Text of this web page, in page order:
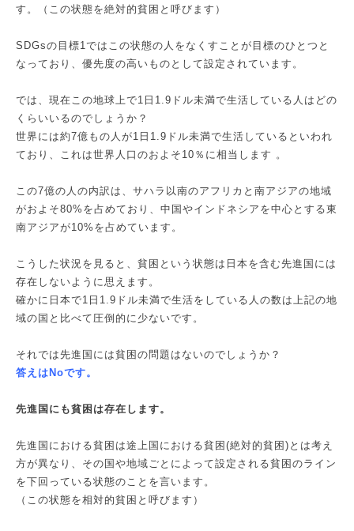
す。（この状態を絶対的貧困と呼びます）
SDGsの目標1ではこの状態の人をなくすことが目標のひとつと
なっており、優先度の高いものとして設定されています。
では、現在この地球上で1日1.9ドル未満で生活している人はどの
くらいいるのでしょうか？
世界には約7億もの人が1日1.9ドル未満で生活しているといわれ
ており、これは世界人口のおよそ10％に相当します 。
この7億の人の内訳は、サハラ以南のアフリカと南アジアの地域
がおよそ80%を占めており、中国やインドネシアを中心とする東
南アジアが10%を占めています。
こうした状況を見ると、貧困という状態は日本を含む先進国には
存在しないように思えます。
確かに日本で1日1.9ドル未満で生活をしている人の数は上記の地
域の国と比べて圧倒的に少ないです。
それでは先進国には貧困の問題はないのでしょうか？
答えはNoです。
先進国にも貧困は存在します。
先進国における貧困は途上国における貧困(絶対的貧困)とは考え
方が異なり、その国や地域ごとによって設定される貧困のライン
を下回っている状態のことを言います。
（この状態を相対的貧困と呼びます）